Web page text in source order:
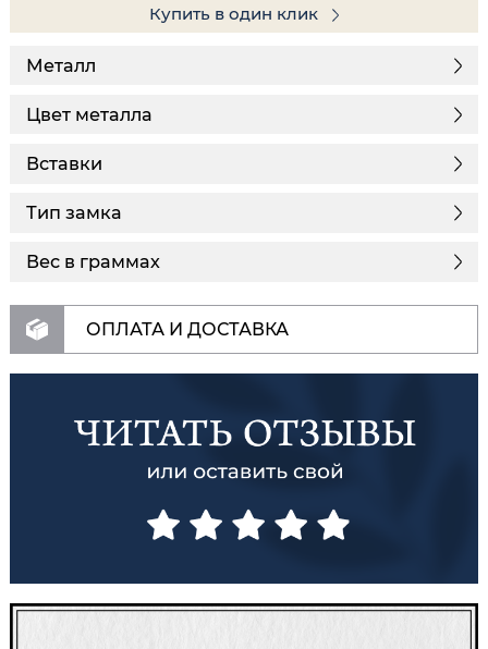
Купить в один клик
Металл
Цвет металла
Вставки
Тип замка
Вес в граммах
ОПЛАТА И ДОСТАВКА